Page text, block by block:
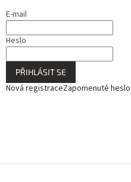
E-mail
Heslo
PŘIHLÁSIT SE
Nová registraceZapomenuté heslo